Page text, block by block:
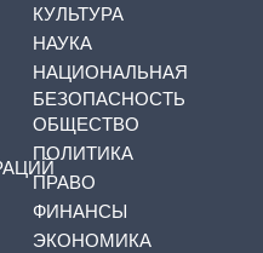
КУЛЬТУРА
НАУКА
НАЦИОНАЛЬНАЯ
БЕЗОПАСНОСТЬ
ОБЩЕСТВО
ПОЛИТИКА
ПРАВО
ФИНАНСЫ
ЭКОНОМИКА